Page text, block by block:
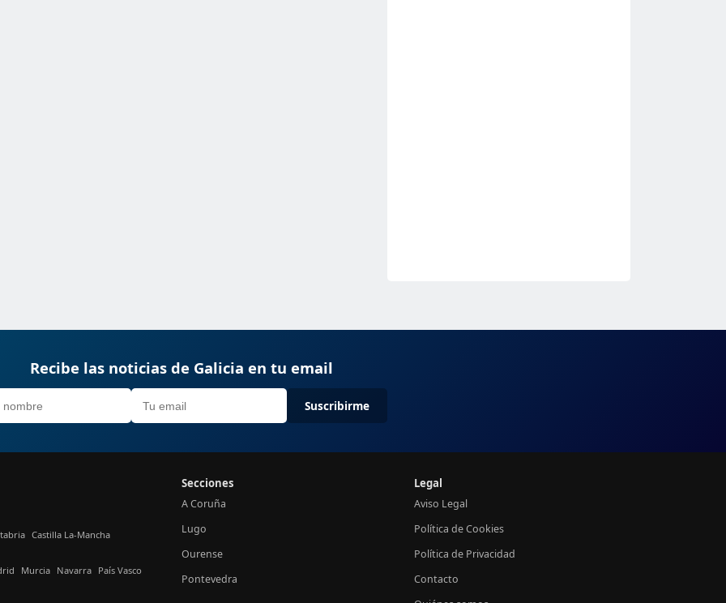
Recibe las noticias de Galicia en tu email
Suscribirme
Castilla La-Mancha
Murcia Navarra País Vasco
Secciones
A Coruña
Lugo
Ourense
Pontevedra
Legal
Aviso Legal
Política de Cookies
Política de Privacidad
Contacto